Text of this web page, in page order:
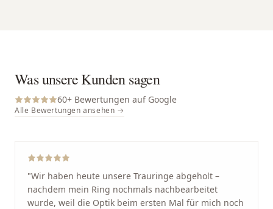
Was unsere Kunden sagen
60+ Bewertungen auf Google
Alle Bewertungen ansehen →
"Wir haben heute unsere Trauringe abgeholt –
nachdem mein Ring nochmals nachbearbeitet
wurde, weil die Optik beim ersten Mal für mich noch